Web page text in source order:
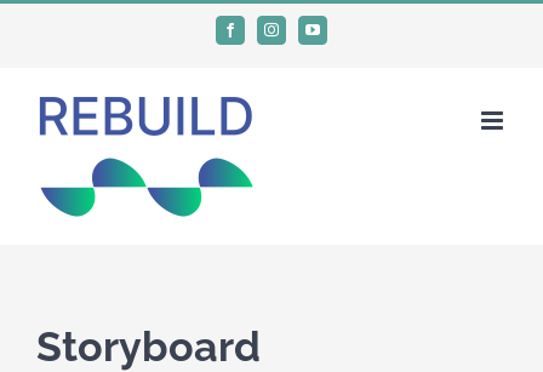
FacebookInstagramYouTube
Storyboard